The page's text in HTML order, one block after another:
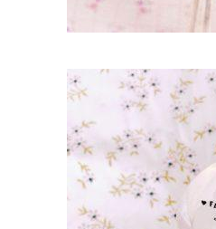
CUILLÈRE ATYPIQUE
FAIT AVEC